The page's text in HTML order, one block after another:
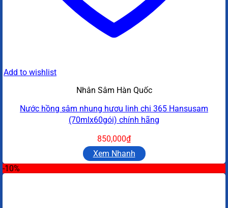
Add to wishlist
Nhân Sâm Hàn Quốc
Nước hồng sâm nhung hươu linh chi 365 Hansusam
(70mlx60gói) chính hãng
850,000₫
Xem Nhanh
-10%